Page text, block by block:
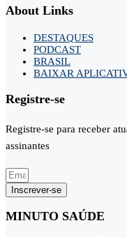
About Links
DESTAQUES
PODCAST
BRASIL
BAIXAR
Registre-se
Registre-se para receber
assinantes
Inscrever-se
MINUTO SAÚDE